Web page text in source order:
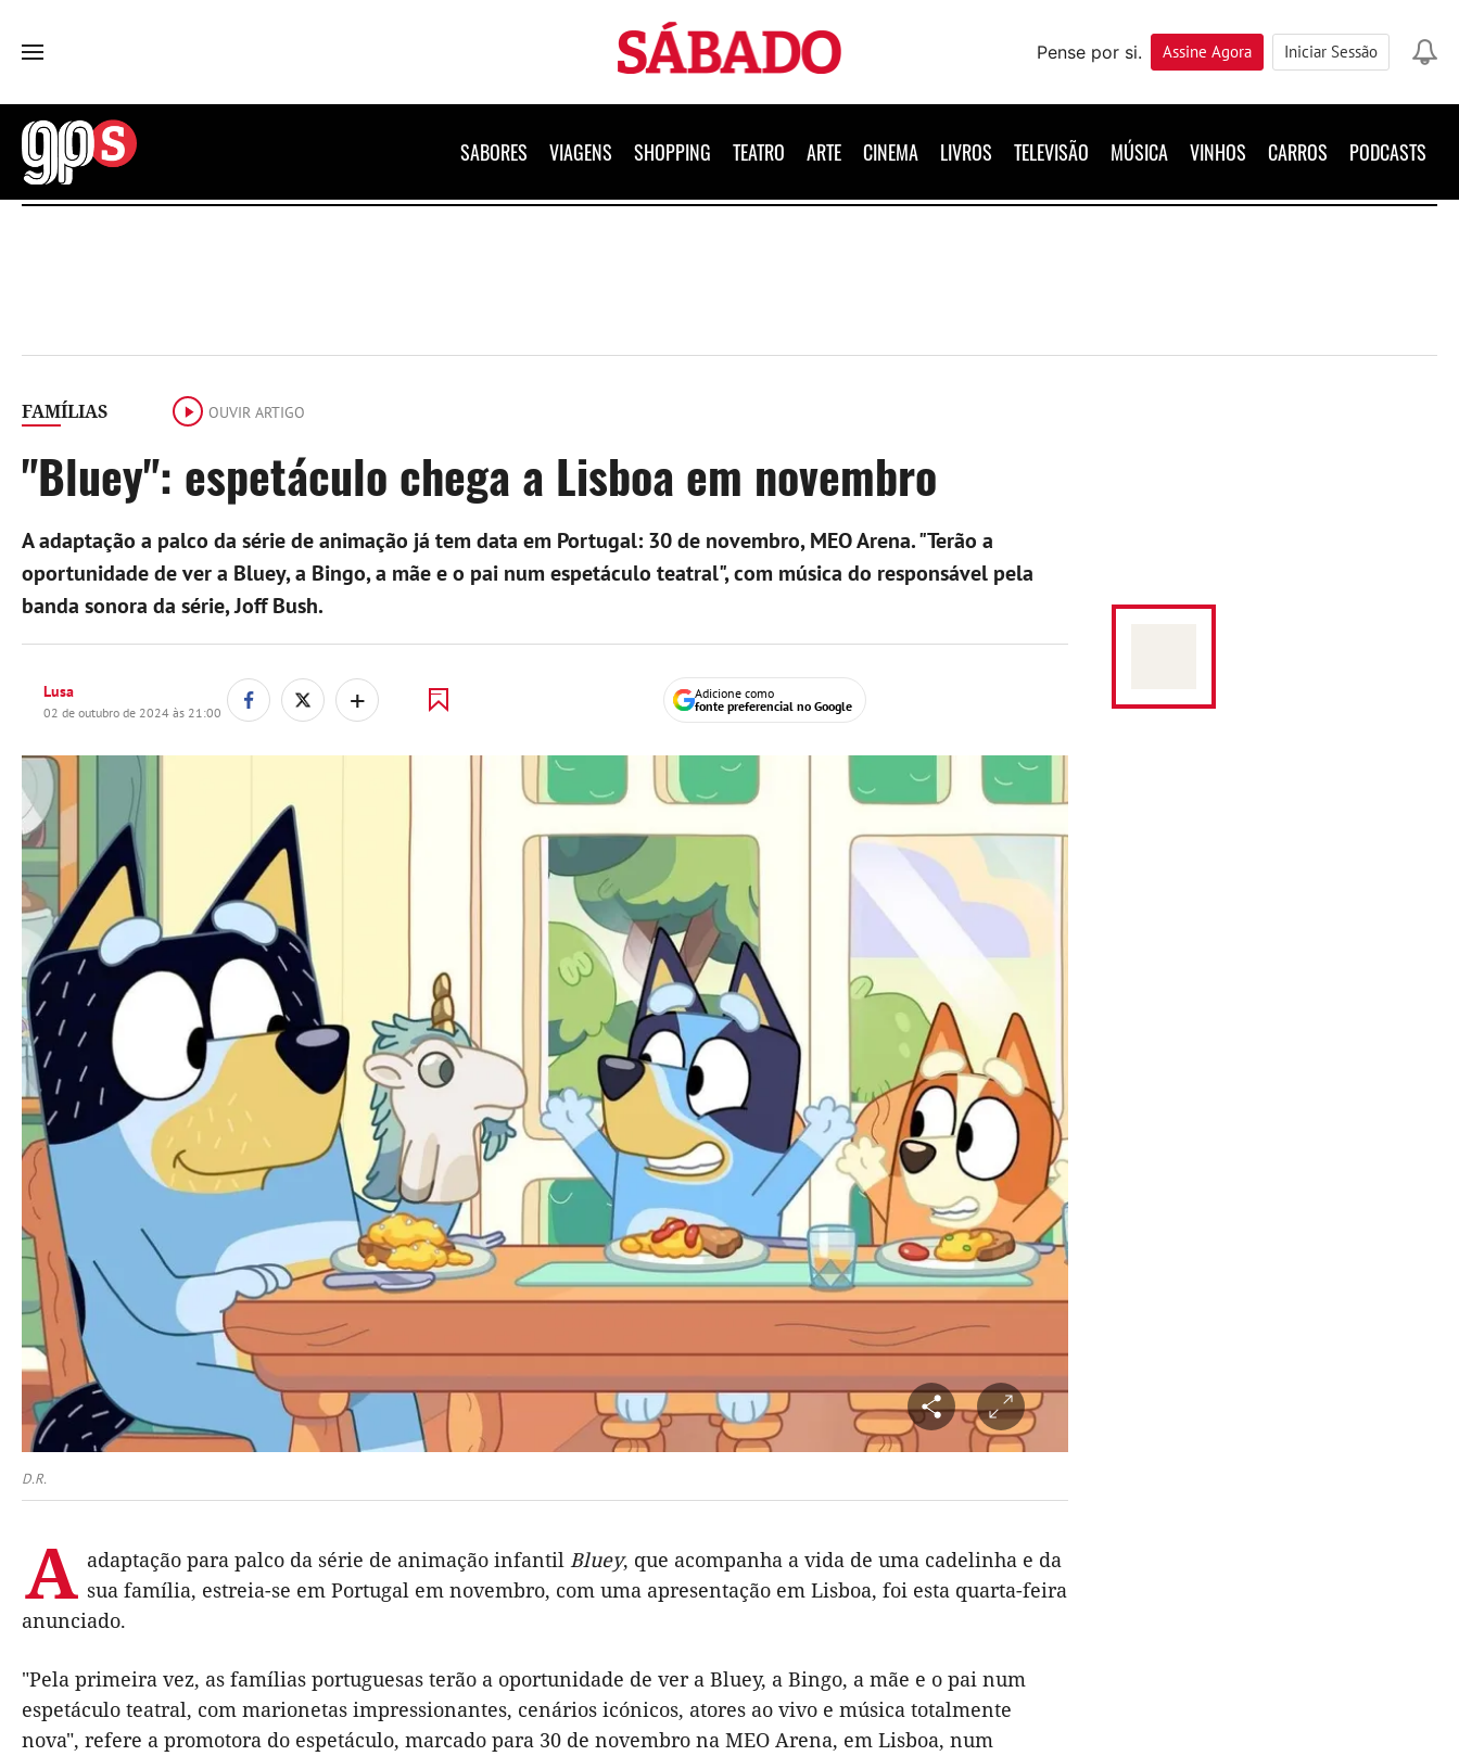
Sábado
Pense por si.
Assine Agora Iniciar Sessão
GPS
SABORES VIAGENS SHOPPING TEATRO ARTE CINEMA LIVROS TELEVISÃO MÚSICA VINHOS CARROS PODCASTS
FAMÍLIAS OUVIR ARTIGO
"Bluey": espetáculo chega a Lisboa em novembro
A adaptação a palco da série de animação já tem data em Portugal: 30 de novembro, MEO Arena. "Terão a
oportunidade de ver a Bluey, a Bingo, a mãe e o pai num espetáculo teatral", com música do responsável pela
banda sonora da série, Joff Bush.
Lusa
02 de outubro de 2024 às 21:00 +
Adicione como
fonte preferencial no Google
D.R.
A adaptação para palco da série de animação infantil Bluey, que acompanha a vida de uma cadelinha e da
sua família, estreia-se em Portugal em novembro, com uma apresentação em Lisboa, foi esta quarta-feira
anunciado.
"Pela primeira vez, as famílias portuguesas terão a oportunidade de ver a Bluey, a Bingo, a mãe e o pai num
espetáculo teatral, com marionetas impressionantes, cenários icónicos, atores ao vivo e música totalmente
nova", refere a promotora do espetáculo, marcado para 30 de novembro na MEO Arena, em Lisboa, num